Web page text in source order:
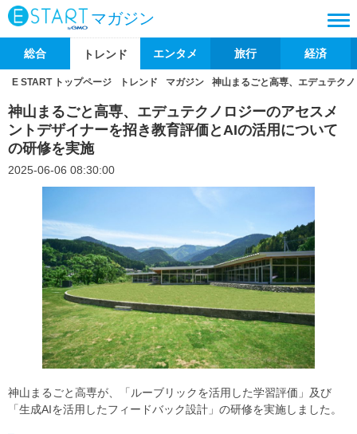
マガジン
総合 トレンド エンタメ 旅行 経済
E START トップページ トレンド マガジン 神山まるごと高専、エデュテク
神山まるごと高専、エデュテクノロジーのアセスメ
ントデザイナーを招き教育評価とAIの活用について
の研修を実施
2025-06-06 08:30:00
神山まるごと高専が、「ルーブリックを活用した学習評価」及び
「生成AIを活用したフィードバック設計」の研修を実施しました。